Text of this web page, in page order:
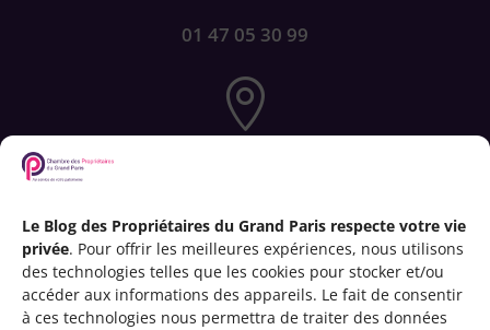
Le Blog des Propriétaires du Grand Paris respecte votre vie
privée. Pour offrir les meilleures expériences, nous utilisons
des technologies telles que les cookies pour stocker et/ou
accéder aux informations des appareils. Le fait de consentir
à ces technologies nous permettra de traiter des données
01 47 05 30 99

